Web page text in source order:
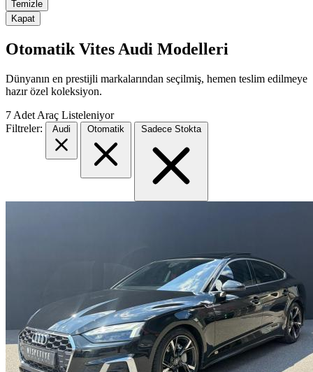
Temizle
Kapat
Otomatik Vites Audi Modelleri
Dünyanın en prestijli markalarından seçilmiş, hemen teslim edilmeye
hazır özel koleksiyon.
7 Adet Araç Listeleniyor
Filtreler:
Audi Otomatik Sadece Stokta